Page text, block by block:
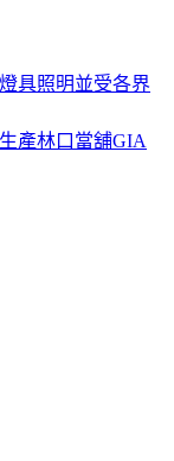
具照明並受各界
產林口當舖GIA